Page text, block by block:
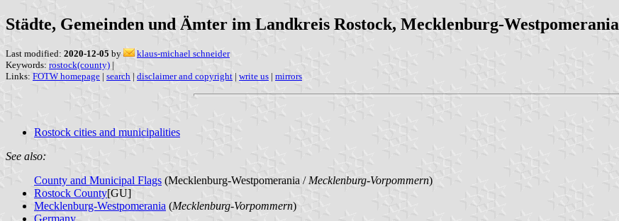
Städte, Gemeinden und Ämter im Landkreis Rostock, Mecklenburg-Westpomerania
Last modified: 2020-12-05 by
klaus-michael schneider
Keywords: rostock(county) |
Links: FOTW homepage | search | disclaimer and copyright | write us | mirrors
Rostock cities and municipalities
See also:
County and Municipal Flags (Mecklenburg-Westpomerania / Mecklenburg-Vorpommern)
Rostock County[GU]
Mecklenburg-Westpomerania (Mecklenburg-Vorpommern)
Germany